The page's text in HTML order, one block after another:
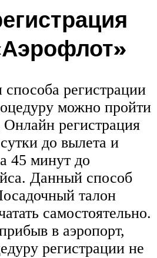
регистрации
можно пройти
Онлайн регистрация
до вылета и
45 минут до
Данный способ
талон
самостоятельно.
в аэропорт,
регистрации не